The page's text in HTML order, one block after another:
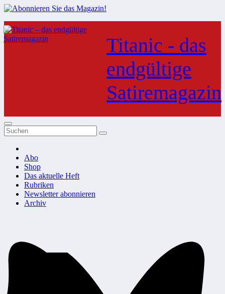
Zum
Inhalt
springen
Titanic - das
endgültige
Satiremagazin
Abo
Shop
Das aktuelle Heft
Rubriken
Newsletter abonnieren
Archiv